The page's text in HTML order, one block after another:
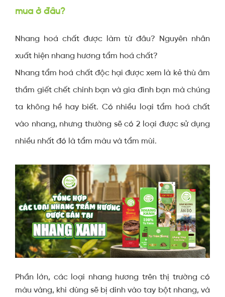
mua ở đâu?
Nhang hoá chất được làm từ đâu? Nguyên nhân
xuất hiện nhang hương tẩm hoá chất?
Nhang tẩm hoá chất độc hại được xem là kẻ thù âm
thầm giết chết chính bạn và gia đình bạn mà chúng
ta không hề hay biết. Có nhiều loại tẩm hoá chất
vào nhang, nhưng thường sẽ có 2 loại được sử dụng
nhiều nhất đó là tẩm màu và tẩm mùi.
Phần lớn, các loại nhang hương trên thị trường có
màu vàng, khi dùng sẽ bị dính vào tay bột nhang, và